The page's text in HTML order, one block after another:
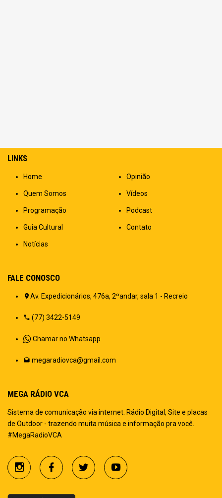
LINKS
Home
Quem Somos
Programação
Guia Cultural
Notícias
Opinião
Vídeos
Podcast
Contato
FALE CONOSCO
Av. Expedicionários, 476a, 2ºandar, sala 1 - Recreio
(77) 3422-5149
Chamar no Whatsapp
megaradiovca@gmail.com
MEGA RÁDIO VCA
Sistema de comunicação via internet. Rádio Digital, Site e placas
de Outdoor - trazendo muita música e informação pra você.
#MegaRadioVCA